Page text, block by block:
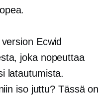
Ecwid
joka nopeuttaa
latautumista.
iso juttu? Tässä on